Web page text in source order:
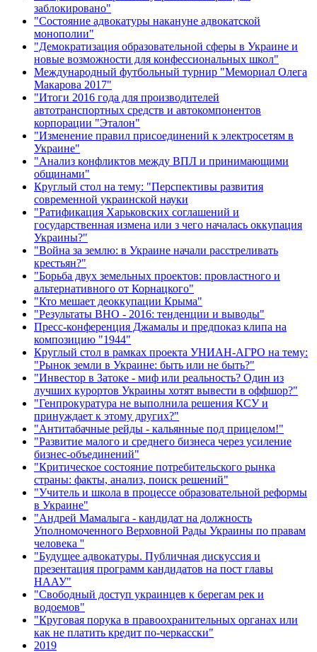
заблокировано"
"Состояние адвокатуры накануне адвокатской
монополии"
"Демократизация образовательной сферы в Украине и
новые возможности для конфессиональных школ"
Международный футбольный турнир "Мемориал Олега
Макарова 2017"
"Итоги 2016 года для производителей
автотранспортных средств и автокомпонентов
корпорации "Эталон"
"Изменение правил присоединений к электросетям в
Украине"
"Анализ конфликтов между ВПЛ и принимающими
общинами"
Круглый стол на тему: "Перспективы развития
современной украинской науки
"Ратификация Харьковских соглашений и
государственная измена или з чего началась оккупация
Украины?"
"Война за землю: в Украине начали расстреливать
крестьян?"
"Борьба двух земельных проектов: провластного и
альтернативного от Корнацкого"
"Кто мешает деоккупации Крыма"
"Результаты ВНО - 2016: тенденции и выводы"
Пресс-конференция Джамалы и предпоказ клипа на
композицию "1944"
Круглый стол в рамках проекта УНИАН-АГРО на тему:
"Рынок земли в Украине: быть или не быть?"
"Инвестор в Затоке - миф или реальность? Один из
лучших курортов Украины хотят вывести в оффшор?"
"Генпрокуратура не выполнила решения КСУ и
принуждает к этому других?"
"Антитабачные рейды - кальянные под прицелом!"
"Развитие малого и среднего бизнеса через усиление
бизнес-объединений"
"Критическое состояние потребительского рынка
страны: факты, анализ, поиск решений"
"Учитель и школа в процессе образовательной реформы
в Украине"
"Андрей Мамалыга - кандидат на должность
Уполномоченного Верховной Рады Украины по правам
человека ''
"Будущее адвокатуры. Публичная дискуссия и
презентация программ кандидатов на пост главы
НААУ"
"Свободный доступ украинцев к берегам рек и
водоемов"
"Круговая порука в правоохранительных органах или
как не платить кредит по-черкасски"
2019